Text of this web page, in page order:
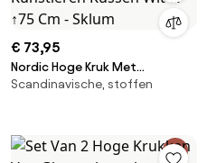
€ 73,95
Nordic Hoge Kruk Met
Kunstleren Kussen Wit & ↑75
Scandinavische, stoffen